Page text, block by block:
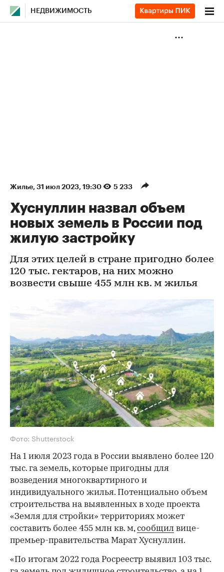
НЕДВИЖИМОСТЬ
Жилье⁠, 31 июл 2023, 19:30 5 233
Хуснуллин назвал объем
новых земель в России под
жилую застройку
Для этих целей в стране пригодно более
120 тыс. гектаров, на них можно
возвести свыше 455 млн кв. м жилья
Фото: Shutterstock
На 1 июля 2023 года в России выявлено более 120
тыс. га земель, которые пригодны для
возведения многоквартирного и
индивидуального жилья. Потенциально объем
строительства на выявленных в ходе проекта
«Земля для стройки» территориях может
составить более 455 млн кв. м,сообщил вице-
премьер-правительства Марат Хуснуллин.
«По итогам 2022 года Росреестр выявил 103 тыс.